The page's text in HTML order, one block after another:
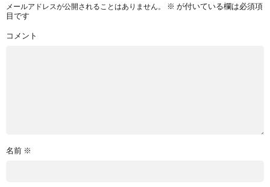
メールアドレスが公開されることはありません。 ※ が付いている欄は必須項
目です
コメント
名前 ※